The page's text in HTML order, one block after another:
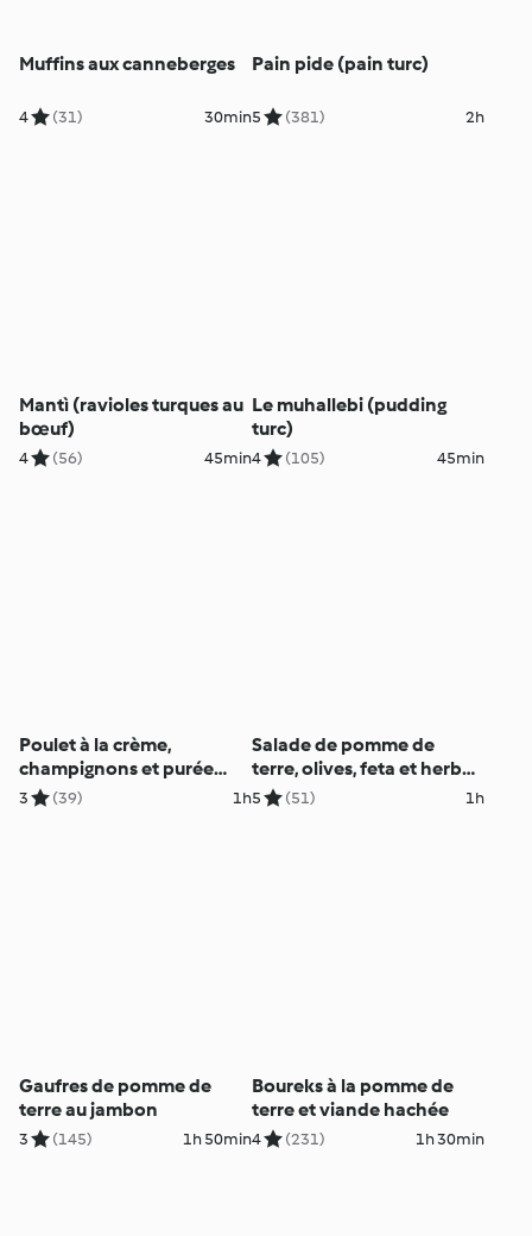
Muffins aux canneberges
4 (31) 30min
Pain pide (pain turc)
5 (381) 2h
Mantì (ravioles turques au
bœuf)
4 (56) 45min
Le muhallebi (pudding
turc)
4 (105) 45min
Poulet à la crème,
champignons et purée
pomme-panais
3 (39) 1h
Salade de pomme de
terre, olives, feta et herbes
fraîches
5 (51) 1h
Gaufres de pomme de
terre au jambon
3 (145) 1h 50min
Boureks à la pomme de
terre et viande hachée
4 (231) 1h 30min